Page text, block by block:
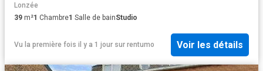
Lonzée
39 m²1 Chambre1 Salle de bainStudio
Vu la première fois il y a 1 jour sur rentumo Voir les détails